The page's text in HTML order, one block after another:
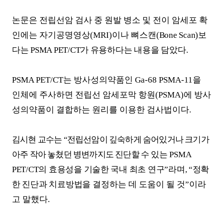
논문은 전립선암 검사 중 원발 병소 및 전이 암세포 확
인에는 자기공명영상(MRI)이나 뼈스캔(Bone Scan)보
다는PSMA PET/CT가 유용하다는 내용을 담았다.
PSMA PET/CT는 방사성의약품인 Ga-68 PSMA-11을
인체에 주사하면 전립선 암세포막 항원(PSMA)에 방사
성의약품이 결합하는 원리를 이용한 검사법이다.
김시현 교수는 “전립선암이 깊숙하게 숨어있거나 크기가
아주 작아 놓쳤던 병변까지도 진단할 수 있는PSMA
PET/CT의 효용성을 기술한 국내 최초 연구”라며 , “정확
한 진단과 치료방법을 결정하는 데 도움이 될 것”이라
고 말했다.